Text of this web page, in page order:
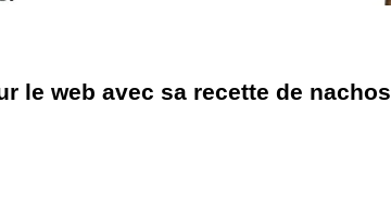
le web avec sa recette de nachos